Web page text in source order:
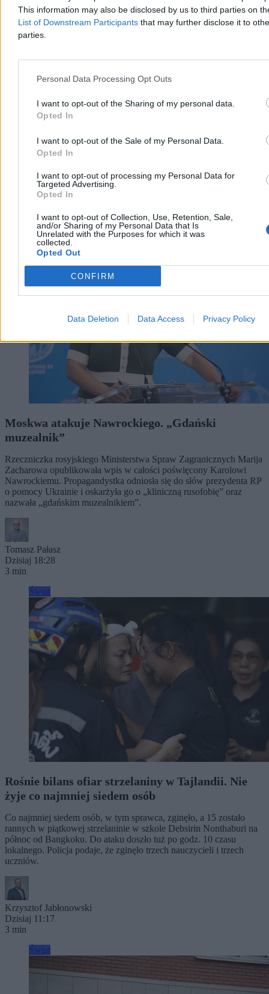
This information may also be disclosed by us to third parties on
List of Downstream Participants that may further disclose it to
parties.
Personal Data Processing Opt Outs
I want to opt-out of the Sharing of my personal data.
Opted In
I want to opt-out of the Sale of my Personal Data.
Opted In
I want to opt-out of processing my Personal Data for
Targeted Advertising.
Opted In
I want to opt-out of Collection, Use, Retention, Sale,
and/or Sharing of my Personal Data that Is
Unrelated with the Purposes for which it was
collected.
Opted Out
CONFIRM
Data Deletion Data Access Privacy Policy
Tomasz Pałasz
Dzisiaj 19:27
Reklama
Reklama
Świat
Moskwa atakuje Nawrockiego. „Gdański
muzealnik”
Rzeczniczka rosyjskiego Ministerstwa Spraw Zagranicznych Marija
Zacharowa opublikowała wpis w całości poświęcony Karolowi
Nawrockiemu. Propagandystka odniosła się do słów prezydenta RP
o pomocy Ukrainie i oskarżyła go o „kliniczną rusofobię” oraz
nazwała „gdańskim muzealnikiem”.
Tomasz Pałasz
Dzisiaj 18:28
3 min
Rośnie bilans ofiar strzelaniny w Tajlandii. Nie
żyje co najmniej siedem osób
Co najmniej siedem osób, w tym sprawca, zginęło, a 15 zostało
rannych w piątkowej strzelaninie w szkole Debsirin Nonthaburi na
północ od Bangkoku. Do ataku doszło tuż po godz. 10 czasu
lokalnego. Policja podaje, że zginęło trzech nauczycieli i trzech
uczniów.
Krzysztof Jabłonowski
Dzisiaj 11:17
3 min